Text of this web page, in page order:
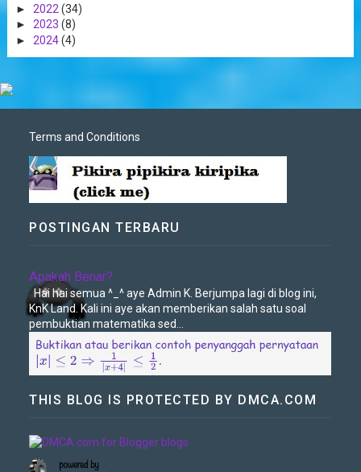
► 2022 (34)
► 2023 (8)
► 2024(4)
Terms and Conditions
POSTINGAN TERBARU
Apakah Benar?
Hai hai semua ^_^ aye Admin K. Berjumpa lagi di blog ini,
KnK Land. Kali ini aye akan memberikan salah satu soal
pembuktian matematika sed...
THIS BLOG IS PROTECTED BY DMCA.COM